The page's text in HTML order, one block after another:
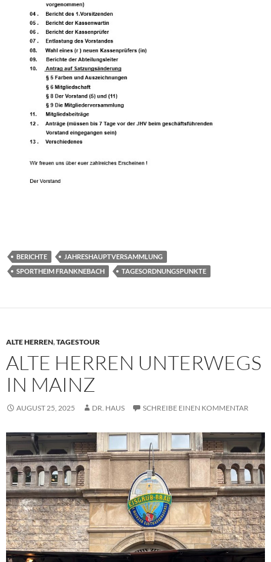
BERICHTE
JAHRESHAUPTVERSAMMLUNG
SPORTHEIM FRANKNEBACH
TAGESORDNUNGSPUNKTE
ALTE HERREN,TAGESTOUR
ALTE HERREN UNTERWEGS
IN MAINZ
AUGUST 25, 2025 DR. HAUS SCHREIBE EINEN KOMMENTAR